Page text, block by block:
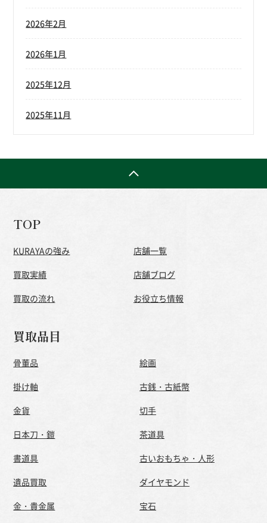
2026年2月
2026年1月
2025年12月
2025年11月
TOP
KURAYAの強み
買取実績
買取の流れ
店舗一覧
店舗ブログ
お役立ち情報
買取品目
骨董品
絵画
掛け軸
古銭・古紙幣
金貨
切手
日本刀・鎧
茶道具
書道具
古いおもちゃ・人形
遺品買取
ダイヤモンド
金・貴金属
宝石